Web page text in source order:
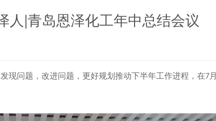
人|青岛恩泽化工年中总结会议
现问题，改进问题，更好规划推动下半年工作进程，在7月